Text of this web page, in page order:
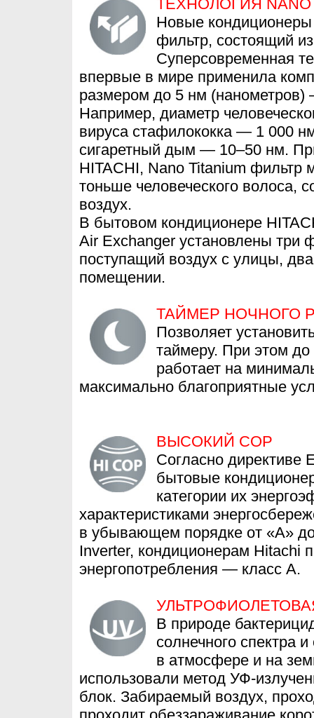
ТЕХНОЛОГИЯ NANO
Новые кондиционеры
фильтр, состоящий
Суперсовременная
впервые в мире применила
размером до 5 нм
Например, диаметр
вируса стафилококка — 1 000
сигаретный дым — 10–50 нм.
HITACHI, Nano Titanium фильтр
тоньше человеческого волоса,
воздух.
В бытовом кондиционере
Air Exchanger установлены три
поступащий воздух с улицы,
помещении.
ТАЙМЕР НОЧНОГО
Позволяет
таймеру. При этом
работает на
максимально благоприятные
ВЫСОКИЙ СОР
Согласно директиве
бытовые
категории их
характеристиками
в убывающем порядке от «А»
Inverter, кондиционерам Hitachi
энергопотребления — класс А.
В природе
солнечного спектра
в атмосфере и на
использовали метод УФ-
блок. Забираемый воздух,